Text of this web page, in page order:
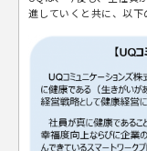
進していくと共に、以下